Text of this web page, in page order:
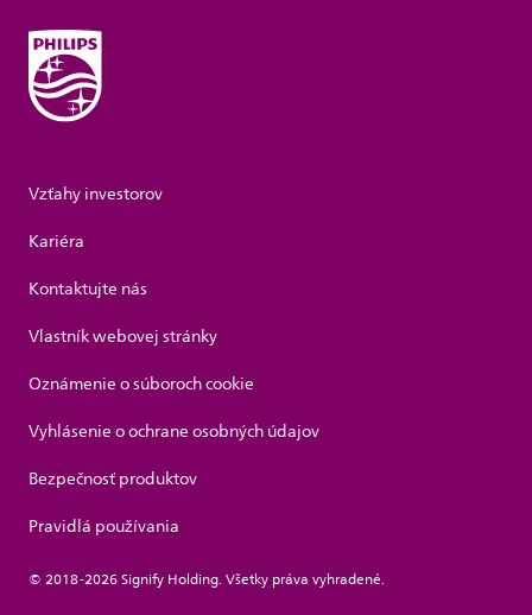
Vzťahy investorov
Kariéra
Kontaktujte nás
Vlastník webovej stránky
Oznámenie o súboroch cookie
Vyhlásenie o ochrane osobných údajov
Bezpečnosť produktov
Pravidlá používania
© 2018-2026 Signify Holding. Všetky práva vyhradené.